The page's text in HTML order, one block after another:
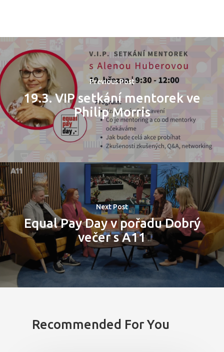
Previous Post
19.3. VIP setkání mentorek ve
Philip Morris
Next Post
Equal Pay Day v pořadu Dobrý
večer s A11
Recommended For You